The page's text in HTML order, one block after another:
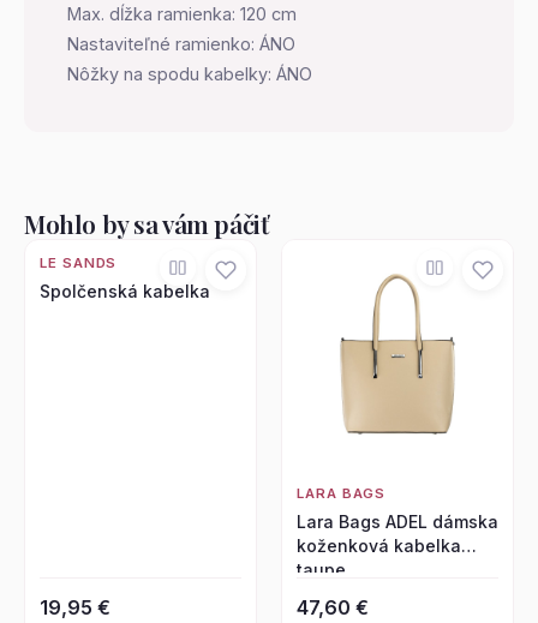
Max. dĺžka ramienka: 120 cm
Nastaviteľné ramienko: ÁNO
Nôžky na spodu kabelky: ÁNO
Mohlo by sa vám páčiť
LE SANDS
Spolčenská kabelka
19,95 €
LARA BAGS
Lara Bags ADEL dámska
koženková kabelka
taupe
47,60 €